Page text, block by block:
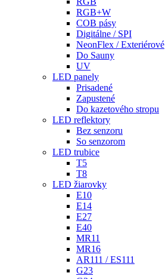
RGB+W
COB pásy
Digitálne / SPI
NeonFlex / Exteriérové
Do Sauny
UV
LED panely
Prisadené
Zapustené
Do kazetového stropu
LED reflektory
Bez senzoru
So senzorom
LED trubice
T5
T8
LED žiarovky
E10
E14
E27
E40
MR11
MR16
AR111 / ES111
G23